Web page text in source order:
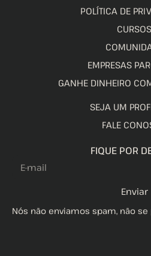
POLÍTICA DE
CURSOS
EMPRESAS
GANHE DINHEIRO
SEJA UM
FALE
FIQUE POR
Enviar
Nós não enviamos spam, não